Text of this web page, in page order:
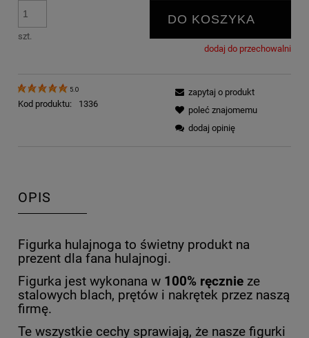
szt.
DO KOSZYKA
dodaj do przechowalni
5.0
Kod produktu: 1336
zapytaj o produkt
poleć znajomemu
dodaj opinię
OPIS
Figurka hulajnoga to świetny produkt na
prezent dla fana hulajnogi.
Figurka jest wykonana w 100% ręcznie ze
stalowych blach, prętów i nakrętek przez naszą
firmę.
Te wszystkie cechy sprawiają, że nasze figurki